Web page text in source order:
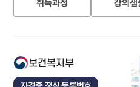
취득과정 강의샘
보건복지부